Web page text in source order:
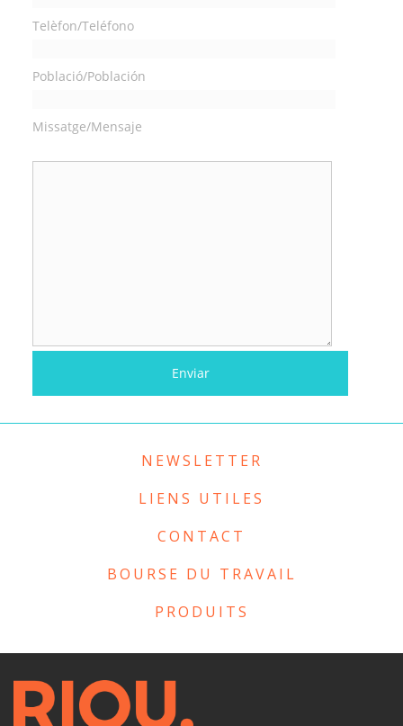
Telèfon/Teléfono
Població/Población
Missatge/Mensaje
NEWSLETTER
LIENS UTILES
CONTACT
BOURSE DU TRAVAIL
PRODUITS